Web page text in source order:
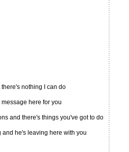
nothing I can do
message here for you
and there's things you've got to do
and he's leaving here with you